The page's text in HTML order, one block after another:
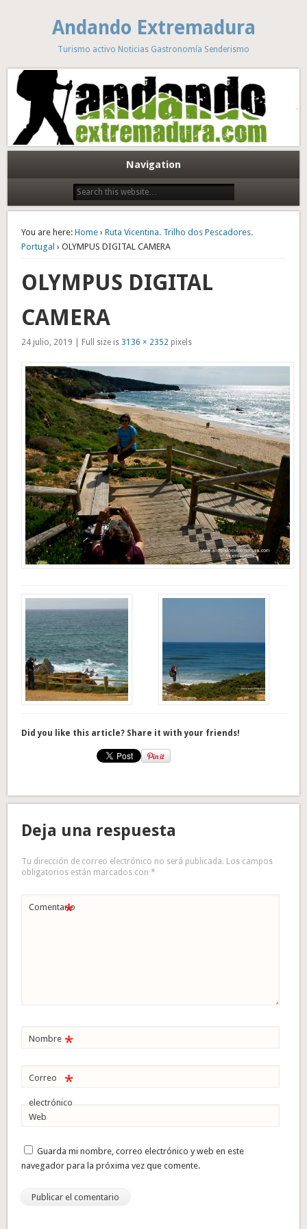
Andando Extremadura
Turismo activo Noticias Gastronomía Senderismo
Navigation
You are here: Home ›Ruta Vicentina. Trilho dos Pescadores.
Portugal › OLYMPUS DIGITAL CAMERA
OLYMPUS DIGITAL
CAMERA
24 julio, 2019 | Full size is 3136 × 2352 pixels
Did you like this article? Share it with your friends!
Deja una respuesta
Tu dirección de correo electrónico no será publicada. Los campos
obligatorios están marcados con*
Comentario
*
Nombre *
Correo
electrónico
*
Web
Guarda mi nombre, correo electrónico y web en este
navegador para la próxima vez que comente.